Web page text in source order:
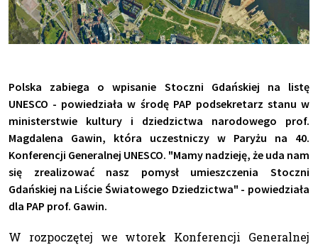
Polska zabiega o wpisanie Stoczni Gdańskiej na listę
UNESCO - powiedziała w środę PAP podsekretarz stanu w
ministerstwie kultury i dziedzictwa narodowego prof.
Magdalena Gawin, która uczestniczy w Paryżu na 40.
Konferencji Generalnej UNESCO. "Mamy nadzieję, że uda nam
się zrealizować nasz pomysł umieszczenia Stoczni
Gdańskiej na Liście Światowego Dziedzictwa" - powiedziała
dla PAP prof. Gawin.
W rozpoczętej we wtorek Konferencji Generalnej